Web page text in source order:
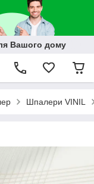
Вашого дому
Шпалери VINIL